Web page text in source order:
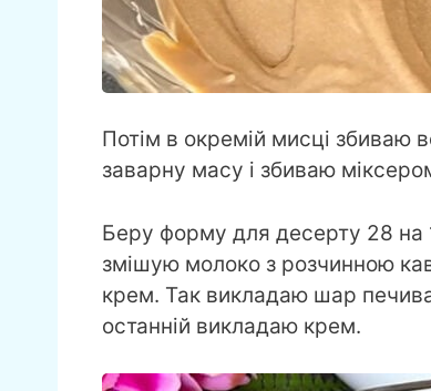
Потім в окремій мисці
заварну масу і збиваю
Беру форму для десерту 28
змішую молоко з розчинною
крем. Так викладаю шар
останній викладаю крем.